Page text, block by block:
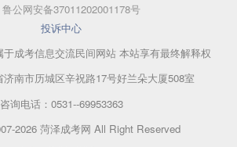
鲁公网安备37011202001178号
投诉中心
成考信息交流民间网站 本站享有最终解释权
南市历城区辛祝路17号好兰朵大厦508室
咨询电话：0531--69953363
2026 菏泽成考网 All Right Reserved